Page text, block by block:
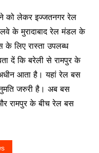
को लेकर इज्जतनगर रेल
के मुरादाबाद रेल मंडल के
लिए रास्ता उपलब्ध
दें कि बरेली से रामपुर के
आता है। यहां रेल बस
जरुरी है। अब बस
रामपुर के बीच रेल बस